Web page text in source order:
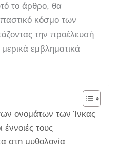
το άρθρο, θα
κόσμο των
την προέλευσή
εμβληματικά
των ονομάτων των Ίνκας
έννοιές τους
στη μυθολογία